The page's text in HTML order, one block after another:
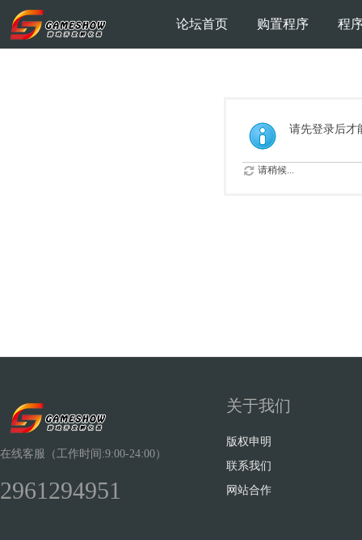
论坛首页 购置程序 程
请先登录后才
请稍候...
在线客服（工作时间:9:00-24:00）
2961294951
关于我们
版权申明
联系我们
网站合作